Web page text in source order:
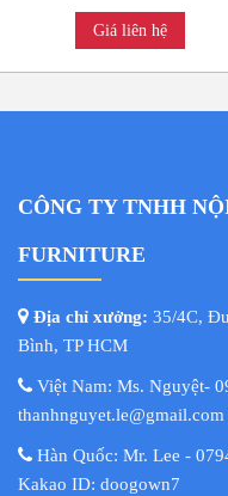
Giá liên hệ
CÔNG TY TNHH
FURNITURE
Địa chỉ xưởng: 35/4C,
Bình, TP HCM
Việt Nam: Ms. Nguyệt-
thanhnguyet.le@gmail.com
Hàn Quốc: Mr. Lee -
Kakao ID: doogown7